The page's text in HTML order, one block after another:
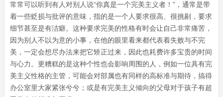
常常可以听到有人对别人说“你真是一个完美主义者！”，通常是带
着一些贬损与批评的意味，指的是一个人要求很高、很挑剔，要求
细节甚至是有洁癖。这种要求完美的性格有时会让自己非常痛苦，
因为别人不以为意的小事，在他的眼里看来都代表着失败与不完
美，一定会想尽办法来把它矫正过来，因此也耗费许多宝贵的时间
与心力。更糟糕的是这种个性也会影响周围的人，例如一位具有完
美主义性格的主管，可能会对部属也有同样的高标准与期待，搞得
办公室里大家紧张兮兮；或是有完美主义倾向的父母对于孩子有超